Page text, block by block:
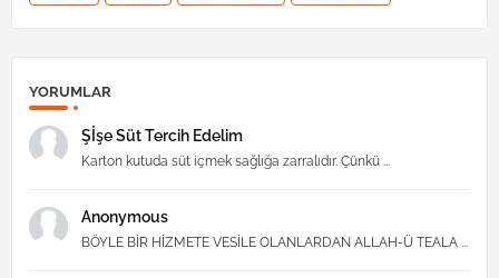
YORUMLAR
Şİşe Süt Tercih Edelim
Karton kutuda süt içmek sağlığa zarralıdır. Çünkü ...
Anonymous
BÖYLE BİR HİZMETE VESİLE OLANLARDAN ALLAH-Ü TEALA ...